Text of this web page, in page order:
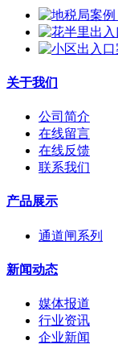
关于我们
公司简介
在线留言
在线反馈
联系我们
产品展示
通道闸系列
新闻动态
媒体报道
行业资讯
企业新闻